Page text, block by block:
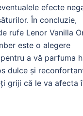
efecte
În concluzie,
rufe Lenor Vanilla
este o alegere
a vă parfuma
dulce și
griji că le va afecta